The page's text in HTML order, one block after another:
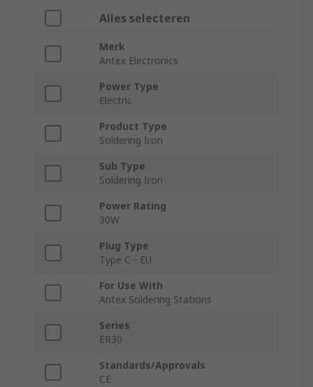
Alles selecteren
Merk
Antex Electronics
Power Type
Electric
Product Type
Soldering Iron
Sub Type
Soldering Iron
Power Rating
30W
Plug Type
Type C - EU
For Use With
Antex Soldering Stations
Series
ER30
Standards/Approvals
CE